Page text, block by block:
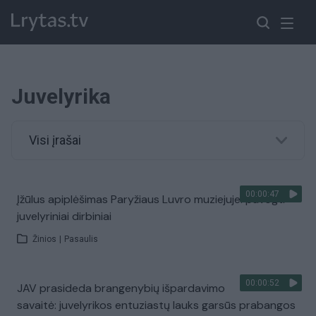
Juvelyrika
Visi įrašai
00:00:47
Įžūlus apiplėšimas Paryžiaus Luvro muziejuje: pavogti
juvelyriniai dirbiniai
Žinios Pasaulis
00:00:52
JAV prasideda brangenybių išpardavimo
savaitė: juvelyrikos entuziastų lauks garsūs prabangos